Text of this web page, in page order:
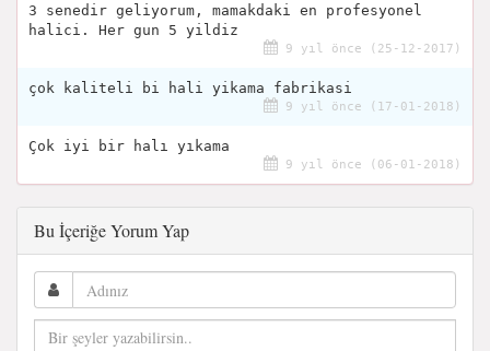
3 senedir geliyorum, mamakdaki en profesyonel
halici. Her gun 5 yildiz
9 yıl önce (25-12-2017)
çok kaliteli bi hali yikama fabrikasi
9 yıl önce (17-01-2018)
Çok iyi bir halı yıkama
9 yıl önce (06-01-2018)
Bu İçeriğe Yorum Yap